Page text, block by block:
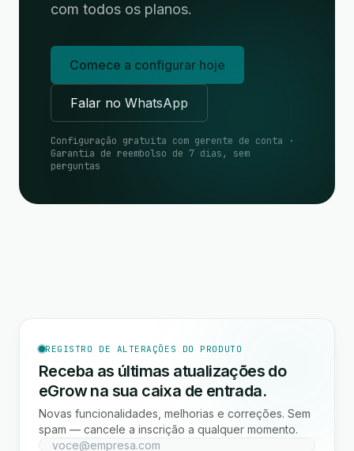
com todos os planos.
Comece a configurar hoje
Falar no WhatsApp
Configuração gratuita com gerente de conta ·
Garantia de reembolso de 7 dias, sem
perguntas
REGISTRO DE ALTERAÇÕES DO PRODUTO
Receba as últimas atualizações do
eGrow na sua caixa de entrada.
Novas funcionalidades, melhorias e correções. Sem
spam — cancele a inscrição a qualquer momento.